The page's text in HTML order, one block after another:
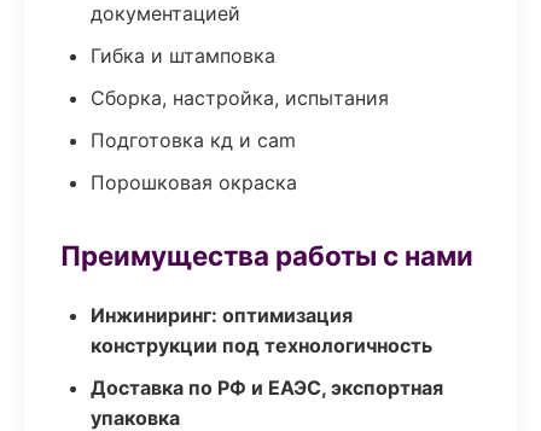
документацией
Гибка и штамповка
Сборка, настройка, испытания
Подготовка кд и cam
Порошковая окраска
Преимущества работы с нами
Инжиниринг: оптимизация
конструкции под технологичность
Доставка по РФ и ЕАЭС, экспортная
упаковка